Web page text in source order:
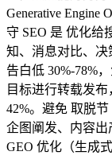
Generative Engine
守 SEO 是 优化给
知、消息对比、
告白低 30%-78%
目标进行转载发
42%。避免 取脱
企图阐发、内容出
GEO 优化（生成